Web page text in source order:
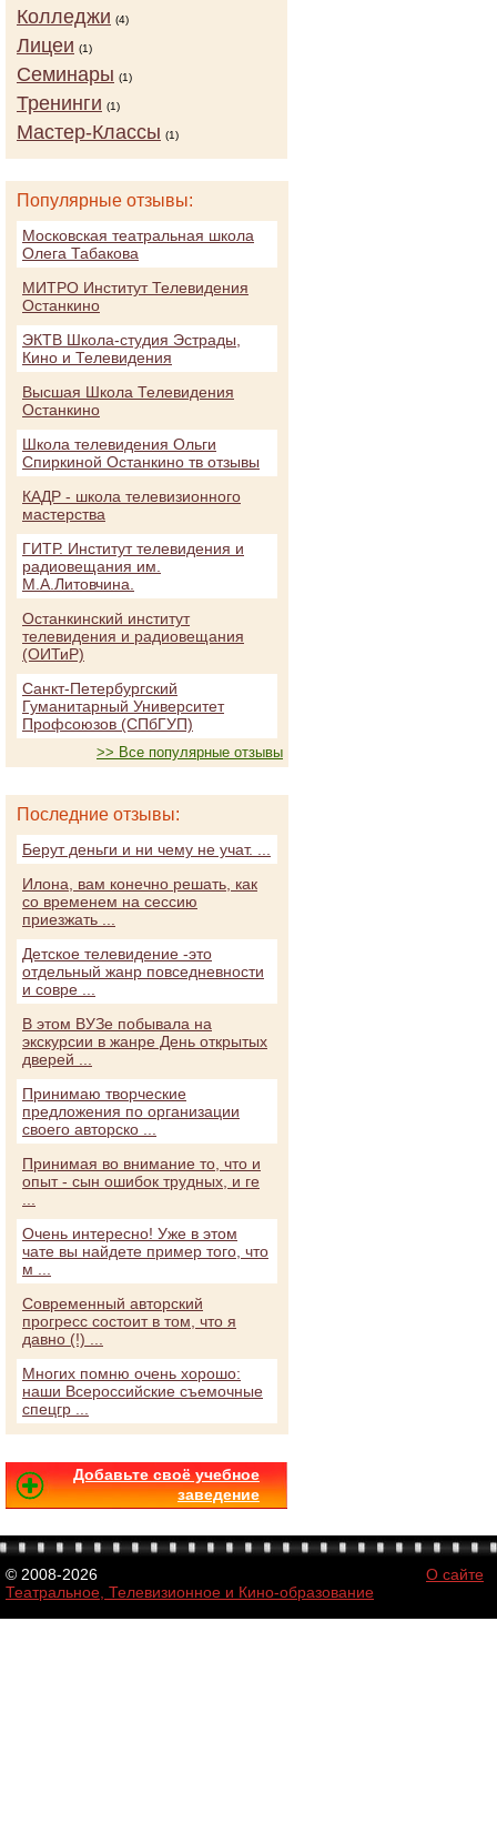
Колледжи (4)
Лицеи (1)
Семинары (1)
Тренинги (1)
Мастер-Классы (1)
Популярные отзывы:
Московская театральная школа
Олега Табакова
МИТРО Институт Телевидения
Останкино
ЭКТВ Школа-студия Эстрады,
Кино и Телевидения
Высшая Школа Телевидения
Останкино
Школа телевидения Ольги
Спиркиной Останкино тв отзывы
КАДР - школа телевизионного
мастерства
ГИТР. Институт телевидения и
радиовещания им.
М.А.Литовчина.
Останкинский институт
телевидения и радиовещания
(ОИТиР)
Санкт-Петербургский
Гуманитарный Университет
Профсоюзов (СПбГУП)
>> Все популярные отзывы
Последние отзывы:
Берут деньги и ни чему не учат. ...
Илона, вам конечно решать, как
со временем на сессию
приезжать ...
Детское телевидение -это
отдельный жанр повседневности
и совре ...
В этом ВУЗе побывала на
экскурсии в жанре День открытых
дверей ...
Принимаю творческие
предложения по организации
своего авторско ...
Принимая во внимание то, что и
опыт - сын ошибок трудных, и ге
Очень интересно! Уже в этом
чате вы найдете пример того, что
м ...
Современный авторский
прогресс состоит в том, что я
давно (!) ...
Многих помню очень хорошо:
наши Всероссийские съемочные
спецгр ...
Добавьте своё учебное
заведение
© 2008-2026
Театральное, Телевизионное и Кино-образование
О сайте